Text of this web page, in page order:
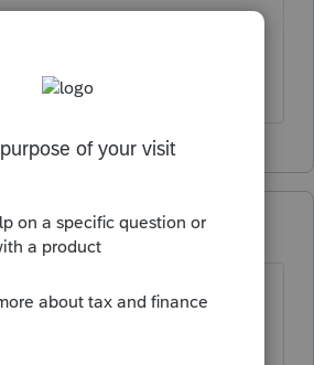
years ago
une bonne solution.
T183 et j'imprime le